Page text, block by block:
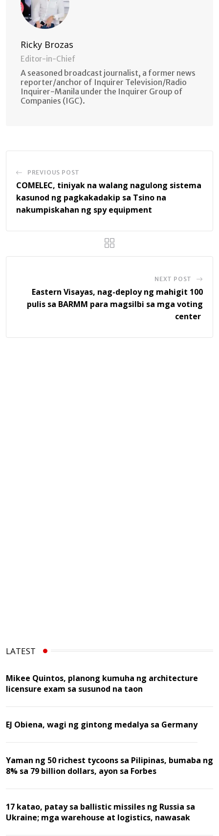
Ricky Brozas
Editor-in-Chief
A seasoned broadcast journalist, a former news
reporter/anchor of Inquirer Television/Radio
Inquirer-Manila under the Inquirer Group of
Companies (IGC).
PREVIOUS POST
COMELEC, tiniyak na walang nagulong sistema
kasunod ng pagkakadakip sa Tsino na
nakumpiskahan ng spy equipment
NEXT POST
Eastern Visayas, nag-deploy ng mahigit 100
pulis sa BARMM para magsilbi sa mga voting
center
LATEST
Mikee Quintos, planong kumuha ng architecture
licensure exam sa susunod na taon
EJ Obiena, wagi ng gintong medalya sa Germany
Yaman ng 50 richest tycoons sa Pilipinas, bumaba ng
8% sa 79 billion dollars, ayon sa Forbes
17 katao, patay sa ballistic missiles ng Russia sa
Ukraine; mga warehouse at logistics, nawasak